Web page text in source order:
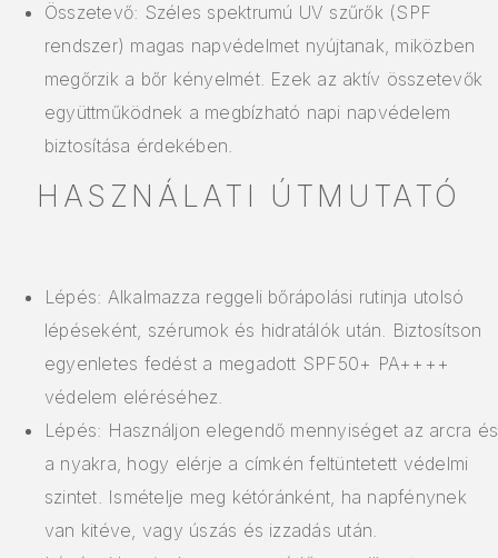
Összetevő: Széles spektrumú UV szűrők (SPF
rendszer) magas napvédelmet nyújtanak, miközben
megőrzik a bőr kényelmét. Ezek az aktív összetevők
együttműködnek a megbízható napi napvédelem
biztosítása érdekében.
HASZNÁLATI ÚTMUTATÓ
Lépés: Alkalmazza reggeli bőrápolási rutinja utolsó
lépéseként, szérumok és hidratálók után. Biztosítson
egyenletes fedést a megadott SPF50+ PA++++
védelem eléréséhez.
Lépés: Használjon elegendő mennyiséget az arcra és
a nyakra, hogy elérje a címkén feltüntetett védelmi
szintet. Ismételje meg kétóránként, ha napfénynek
van kitéve, vagy úszás és izzadás után.